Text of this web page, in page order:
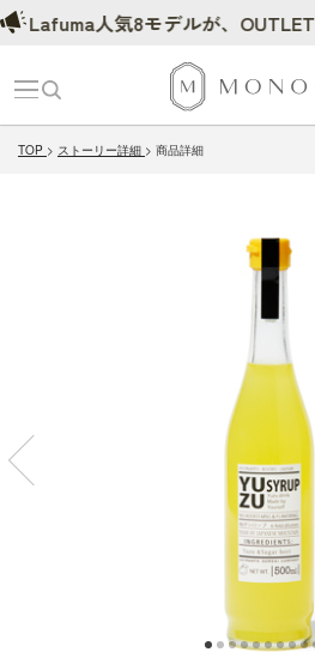
TOP ストーリー詳細 商品詳細
人気8モデルが、OUTLETに！